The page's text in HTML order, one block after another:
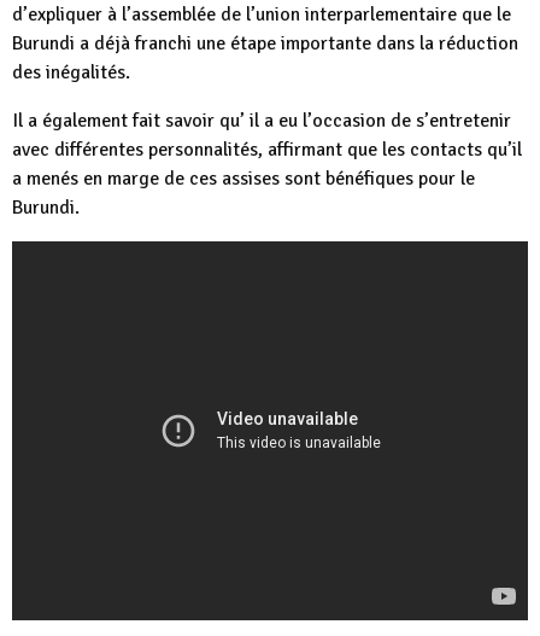
d’expliquer à l’assemblée de l’union interparlementaire que le
Burundi a déjà franchi une étape importante dans la réduction
des inégalités.
Il a également fait savoir qu’ il a eu l’occasion de s’entretenir
avec différentes personnalités, affirmant que les contacts qu’il
a menés en marge de ces assises sont bénéfiques pour le
Burundi.